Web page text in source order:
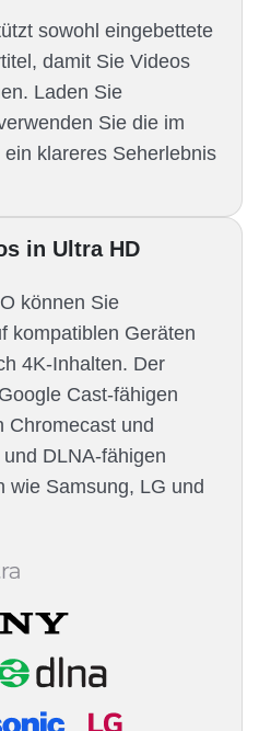
sowohl eingebettete
damit Sie Videos
Laden Sie
Sie die im
klareres Seherlebnis
in Ultra HD
können Sie
kompatiblen Geräten
4K-Inhalten. Der
Cast-fähigen
Chromecast und
DLNA-fähigen
wie Samsung, LG und